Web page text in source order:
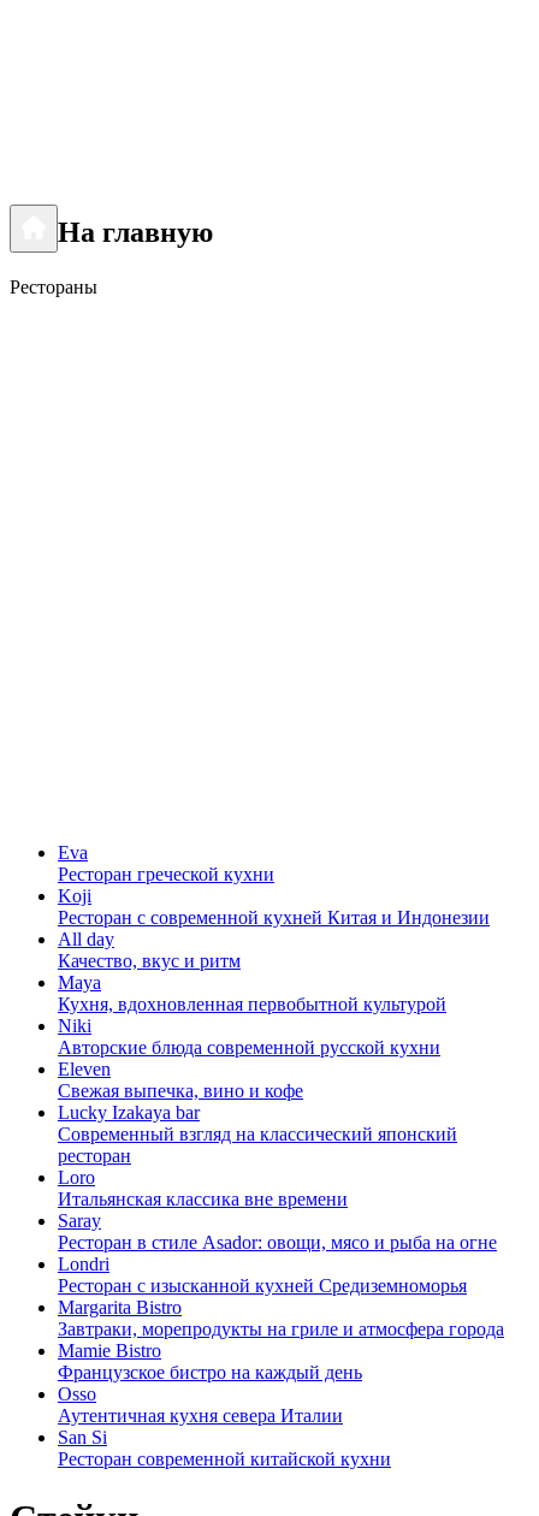
На главную
Рестораны
Eva
Ресторан греческой кухни
Koji
Ресторан с cовременной кухней Китая и Индонезии
All day
Качество, вкус и ритм
Maya
Кухня, вдохновленная первобытной культурой
Niki
Авторские блюда современной русской кухни
Eleven
Свежая выпечка, вино и кофе
Lucky Izakaya bar
Современный взгляд на классический японский
ресторан
Loro
Итальянская классика вне времени
Saray
Ресторан в стиле Asador: овощи, мясо и рыба на огне
Londri
Ресторан с изысканной кухней Средиземноморья
Margarita Bistro
Завтраки, морепродукты на гриле и атмосфера города
Mamie Bistro
Французское бистро на каждый день
Osso
Аутентичная кухня севера Италии
San Si
Ресторан современной китайской кухни